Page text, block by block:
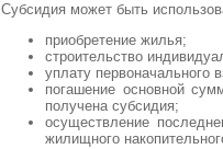
Субсидия может быть
приобретение жилья;
строительство
уплату первоначального
погашение основной
получена субсидия;
осуществление
жилищного